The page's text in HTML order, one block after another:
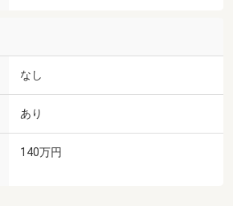
なし
あり
140万円